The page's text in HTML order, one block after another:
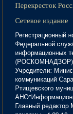
Перекресток
Сетевое издание
Регистрационный
Федеральной
информационных
(РОСКОМНАДЗОР)
Учредители:
коммуникаций
Ртищевского
Главный редактор